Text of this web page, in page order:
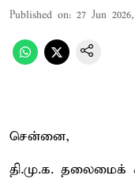
Published on: 27 Jun
சென்னை,
தி.மு.க.